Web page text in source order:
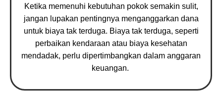
Ketika memenuhi kebutuhan pokok semakin sulit,
jangan lupakan pentingnya menganggarkan dana
untuk biaya tak terduga. Biaya tak terduga, seperti
perbaikan kendaraan atau biaya kesehatan
mendadak, perlu dipertimbangkan dalam anggaran
keuangan.